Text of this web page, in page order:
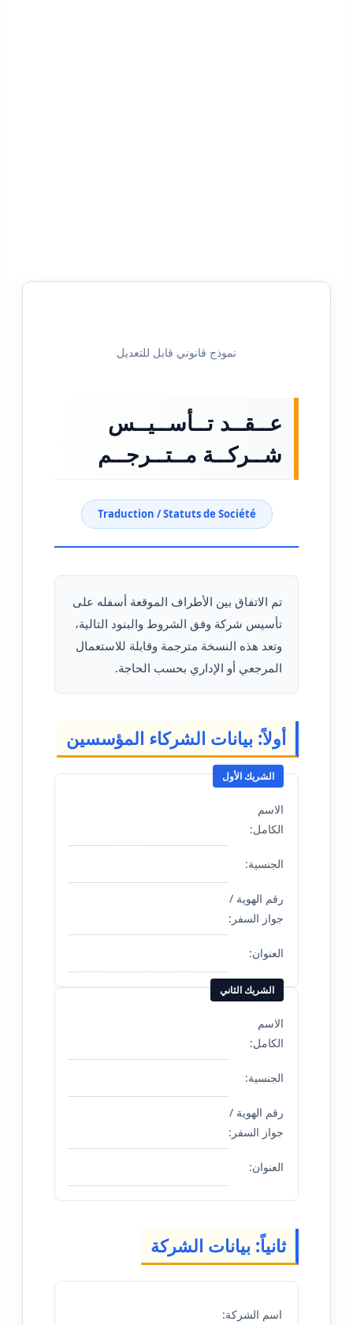
نموذج قانوني قابل للتعديل
عــقــد تــأســيــس
شــركــة مــتــرجــم
Traduction / Statuts de Société
تم الاتفاق بين الأطراف الموقعة أسفله على
تأسيس شركة وفق الشروط والبنود التالية،
وتعد هذه النسخة مترجمة وقابلة للاستعمال
المرجعي أو الإداري بحسب الحاجة.
أولاً: بيانات الشركاء المؤسسين
الشريك الأول
الاسم
الكامل:
الجنسية:
رقم الهوية /
جواز السفر:
العنوان:
الشريك الثاني
الاسم
الكامل:
الجنسية:
رقم الهوية /
جواز السفر:
العنوان:
ثانياً: بيانات الشركة
اسم الشركة: